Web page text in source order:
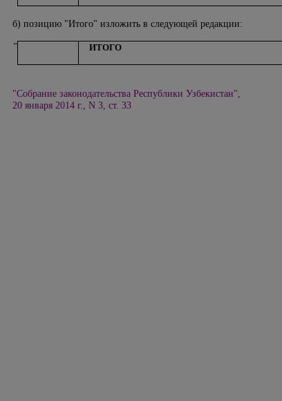
б) позицию "Итого" изложить в следующей редакции:
" ИТОГО
"Собрание законодательства Республики Узбекистан",
20 января 2014 г., N 3, ст. 33